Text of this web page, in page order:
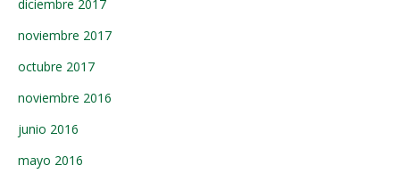
diciembre 2017
noviembre 2017
octubre 2017
noviembre 2016
junio 2016
mayo 2016